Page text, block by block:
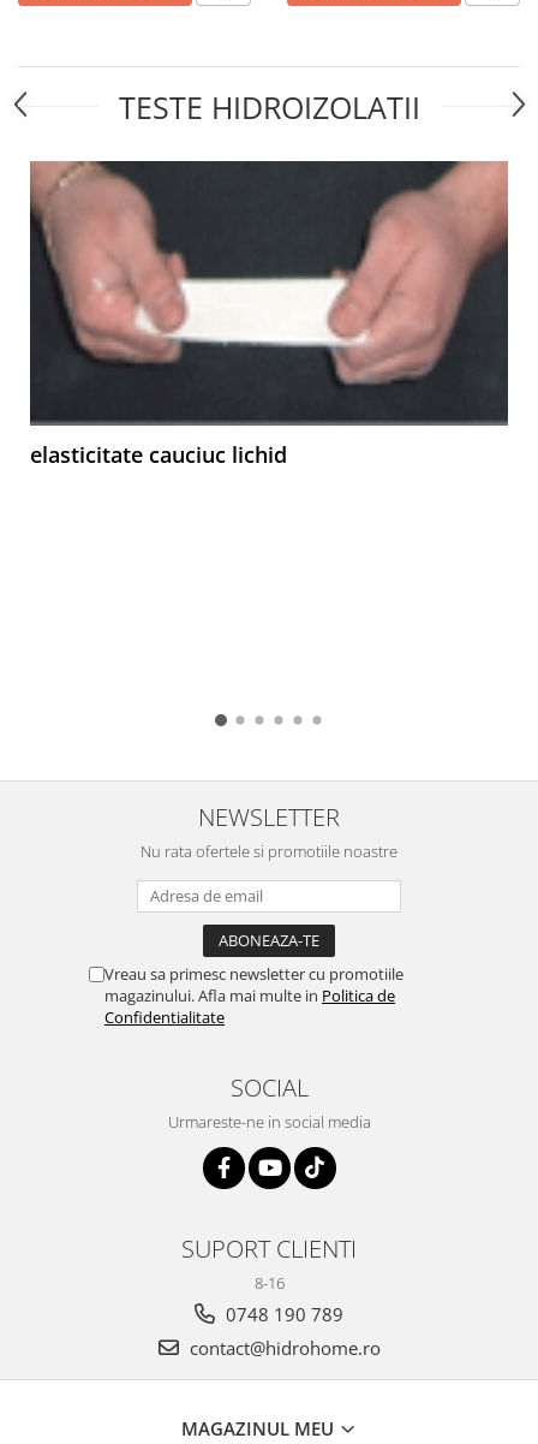
TESTE HIDROIZOLATII
elasticitate cauciuc lichid
NEWSLETTER
Nu rata ofertele si promotiile noastre
Vreau sa primesc newsletter cu promotiile
magazinului. Afla mai multe in Politica de
Confidentialitate
SOCIAL
Urmareste-ne in social media
SUPORT CLIENTI
8-16
0748 190 789
contact@hidrohome.ro
MAGAZINUL MEU